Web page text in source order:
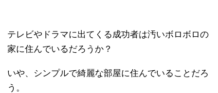
テレビやドラマに出てくる成功者は汚いボロボロの
家に住んでいるだろうか？
いや、シンプルで綺麗な部屋に住んでいることだろ
う。